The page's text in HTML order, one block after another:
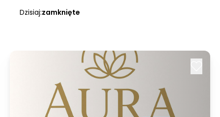
Dzisiaj:zamknięte